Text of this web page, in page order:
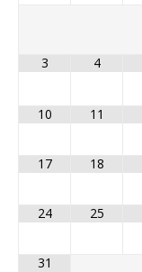
3 4
10 11
17 18
24 25
31